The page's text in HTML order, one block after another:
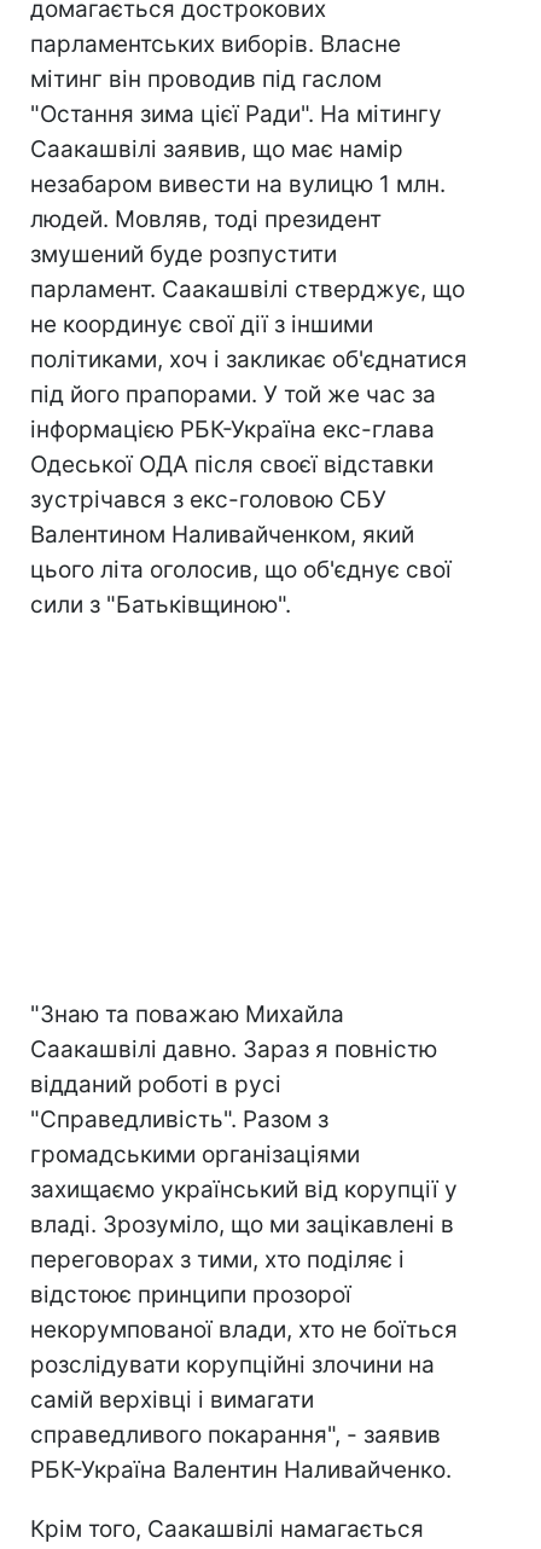
домагається дострокових
парламентських виборів. Власне
мітинг він проводив під гаслом
"Остання зима цієї Ради". На мітингу
Саакашвілі заявив, що має намір
незабаром вивести на вулицю 1 млн.
людей. Мовляв, тоді президент
змушений буде розпустити
парламент. Саакашвілі стверджує, що
не координує свої дії з іншими
політиками, хоч і закликає об'єднатися
під його прапорами. У той же час за
інформацією РБК-Україна екс-глава
Одеської ОДА після своєї відставки
зустрічався з екс-головою СБУ
Валентином Наливайченком, який
цього літа оголосив, що об'єднує свої
сили з "Батьківщиною".
"Знаю та поважаю Михайла
Саакашвілі давно. Зараз я повністю
відданий роботі в русі
"Справедливість". Разом з
громадськими організаціями
захищаємо український від корупції у
владі. Зрозуміло, що ми зацікавлені в
переговорах з тими, хто поділяє і
відстоює принципи прозорої
некорумпованої влади, хто не боїться
розслідувати корупційні злочини на
самій верхівці і вимагати
справедливого покарання", - заявив
РБК-Україна Валентин Наливайченко.
Крім того, Саакашвілі намагається